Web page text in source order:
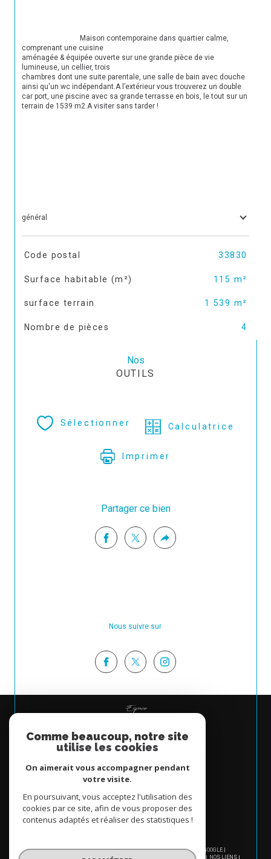
comprenant une cuisine
aménagée & équipée ouverte sur une grande pièce de vie
lumineuse, un cellier, trois
chambres dont une suite parentale, une salle de bain avec douche
ainsi qu'un wc indépendant.A l’extérieur vous trouverez un double
car port, une piscine avec sa grande terrasse en bois, le tout sur un
terrain de 1539 m2.A visiter sans tarder !
général
TRAD_SIROCCO_Caracteristique
Code postal 33830
Surface habitable (m²) 115 m²
surface terrain 1 539 m²
Nombre de pièces 4
Nos
OUTILS
Sélectionner Calculatrice
Imprimer
Partager ce bien
Nous suivre sur
Espace
Se connecter
© 2026 | TOUS DROITS RÉSERVÉS | TRADUCTION POWERED BY GOOGLE |
PLAN DU SITE MENTIONS LÉGALES ADMIN NOS LIENS
Comme beaucoup, notre site
utilise les cookies
On aimerait vous accompagner pendant
votre visite.
En poursuivant, vous acceptez l'utilisation des
cookies par ce site, afin de vous proposer des
contenus adaptés et réaliser des statistiques !